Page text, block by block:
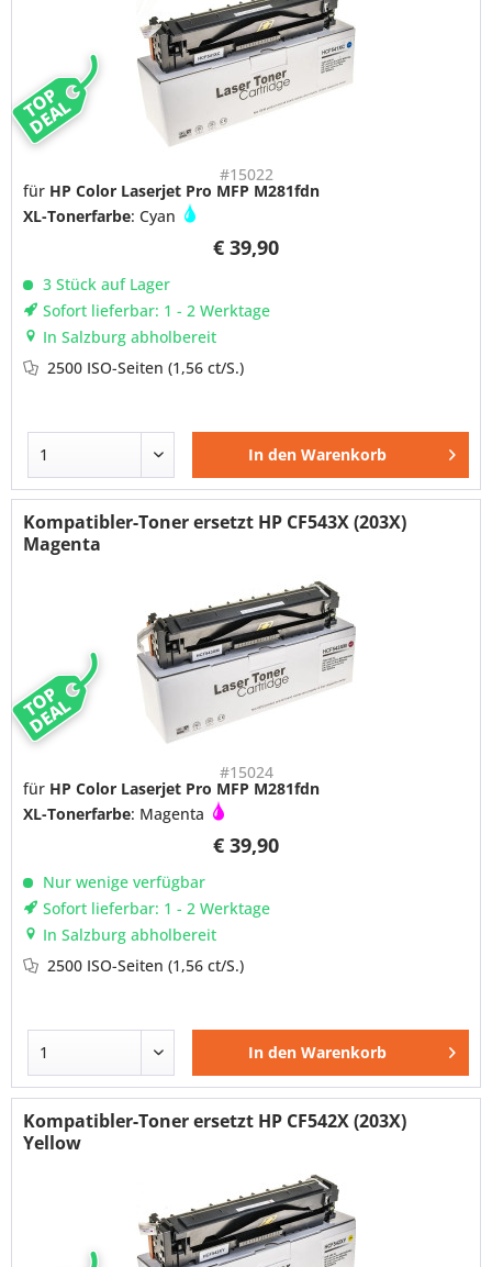
TOP
DEAL
#15022
€ 39,90
für HP Color Laserjet Pro MFP M281fdn
XL-Tonerfarbe: Cyan
3 Stück auf Lager
Sofort lieferbar: 1 - 2 Werktage
In Salzburg abholbereit
2500 ISO-Seiten(1,56 ct/S.)
In den Warenkorb
TOP
DEAL
Kompatibler-Toner ersetzt HP CF543X (203X)
Magenta
#15024
€ 39,90
für HP Color Laserjet Pro MFP M281fdn
XL-Tonerfarbe: Magenta
Nur wenige verfügbar
Sofort lieferbar: 1 - 2 Werktage
In Salzburg abholbereit
2500 ISO-Seiten(1,56 ct/S.)
In den Warenkorb
Kompatibler-Toner ersetzt HP CF542X (203X)
Yellow